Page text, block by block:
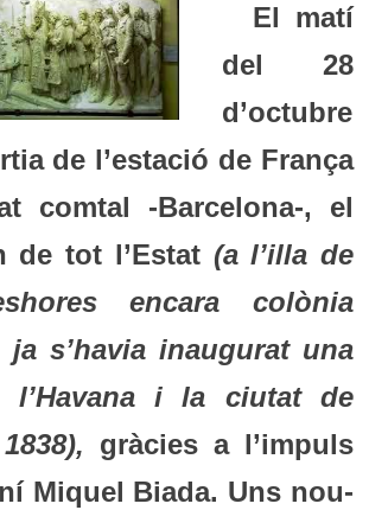
El matí
del 28
d’octubre
de l’estació de França
comtal -Barcelona-, el
de tot l’Estat (a l’illa de
encara colònia
ja s’havia inaugurat una
l’Havana i la ciutat de
gràcies a l’impuls
Miquel Biada. Uns nou-